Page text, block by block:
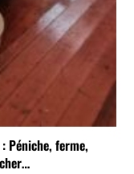
Péniche, ferme,